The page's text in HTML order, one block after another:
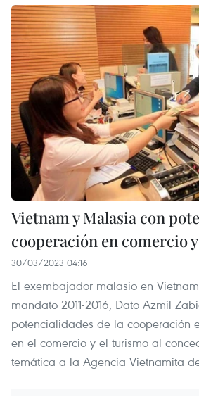
Vietnam y Malasia con
cooperación en comercio
30/03/2023 04:16
El exembajador malasio en
mandato 2011-2016, Dato Azmil
potencialidades de la cooperación
en el comercio y el turismo al
temática a la Agencia Vietnamita